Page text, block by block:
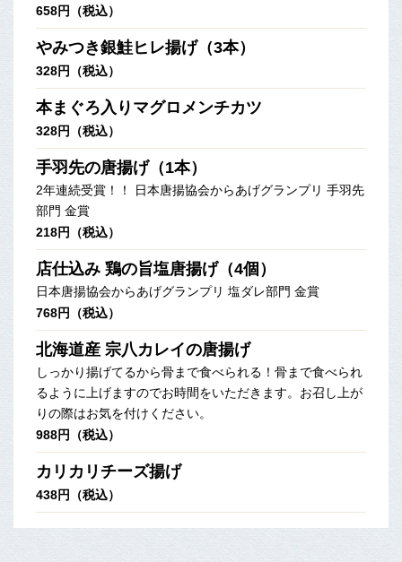
658円（税込）
やみつき銀鮭ヒレ揚げ（3本）
328円（税込）
本まぐろ入りマグロメンチカツ
328円（税込）
手羽先の唐揚げ（1本）
2年連続受賞！！ 日本唐揚協会からあげグランプリ 手羽先
部門 金賞
218円（税込）
店仕込み 鶏の旨塩唐揚げ（4個）
日本唐揚協会からあげグランプリ 塩ダレ部門 金賞
768円（税込）
北海道産 宗八カレイの唐揚げ
しっかり揚げてるから骨まで食べられる！骨まで食べられ
るように上げますのでお時間をいただきます。お召し上が
りの際はお気を付けください。
988円（税込）
カリカリチーズ揚げ
438円（税込）